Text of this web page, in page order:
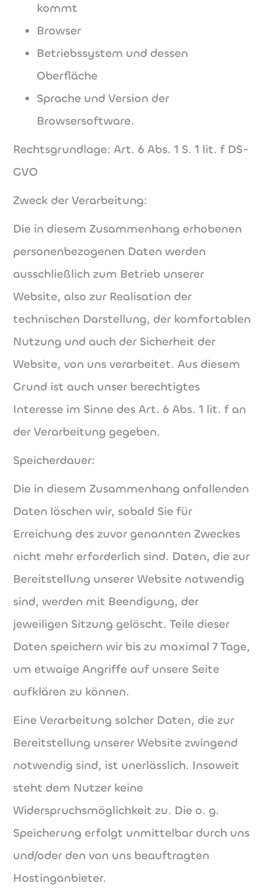
kommt
Browser
Betriebssystem und dessen
Oberfläche
Sprache und Version der
Browsersoftware.
Rechtsgrundlage: Art. 6 Abs. 1 S. 1 lit. f DS-
GVO
Zweck der Verarbeitung:
Die in diesem Zusammenhang erhobenen
personenbezogenen Daten werden
ausschließlich zum Betrieb unserer
Website, also zur Realisation der
technischen Darstellung, der komfortablen
Nutzung und auch der Sicherheit der
Website, von uns verarbeitet. Aus diesem
Grund ist auch unser berechtigtes
Interesse im Sinne des Art. 6 Abs. 1 lit. f an
der Verarbeitung gegeben.
Speicherdauer:
Die in diesem Zusammenhang anfallenden
Daten löschen wir, sobald Sie für
Erreichung des zuvor genannten Zweckes
nicht mehr erforderlich sind. Daten, die zur
Bereitstellung unserer Website notwendig
sind, werden mit Beendigung, der
jeweiligen Sitzung gelöscht. Teile dieser
Daten speichern wir bis zu maximal 7 Tage,
um etwaige Angriffe auf unsere Seite
aufklären zu können.
Eine Verarbeitung solcher Daten, die zur
Bereitstellung unserer Website zwingend
notwendig sind, ist unerlässlich. Insoweit
steht dem Nutzer keine
Widerspruchsmöglichkeit zu. Die o. g.
Speicherung erfolgt unmittelbar durch uns
und/oder den von uns beauftragten
Hostinganbieter.